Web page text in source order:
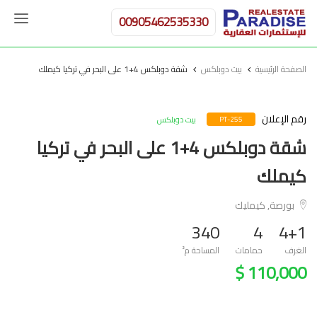
00905462535330
الصفحة الرئيسية بيت دوبلكس شقة دوبلكس 4+1 على البحر في تركيا كيملك
رقم الإعلان PT-255 بيت دوبلكس
شقة دوبلكس 4+1 على البحر في تركيا
كيملك
بورصة, كيمليك
4+1
الغرف
4
حمامات
340
المساحة م²
110,000 $